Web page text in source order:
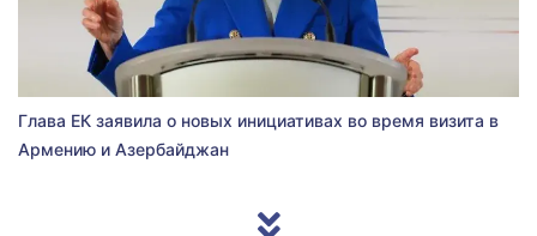
Глава ЕК заявила о новых инициативах во время визита в
Армению и Азербайджан